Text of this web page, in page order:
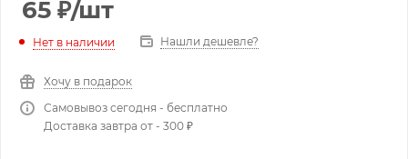
65 ₽/шт
Нет в наличии Нашли дешевле?
Хочу в подарок
Самовывоз сегодня - бесплатно
Доставка завтра от - 300 ₽